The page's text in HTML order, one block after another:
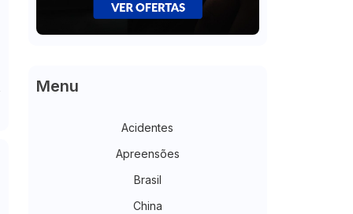
Menu
Acidentes
Apreensões
Brasil
China